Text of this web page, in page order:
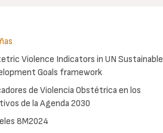
Violence Indicators in UN Sustainable
Goals framework
de Violencia Obstétrica en los
de la Agenda 2030
8M2024